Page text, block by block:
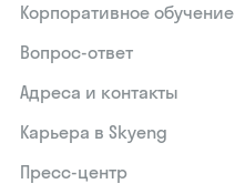
Корпоративное обучение
Вопрос-ответ
Адреса и контакты
Карьера в Skyeng
Пресс-центр